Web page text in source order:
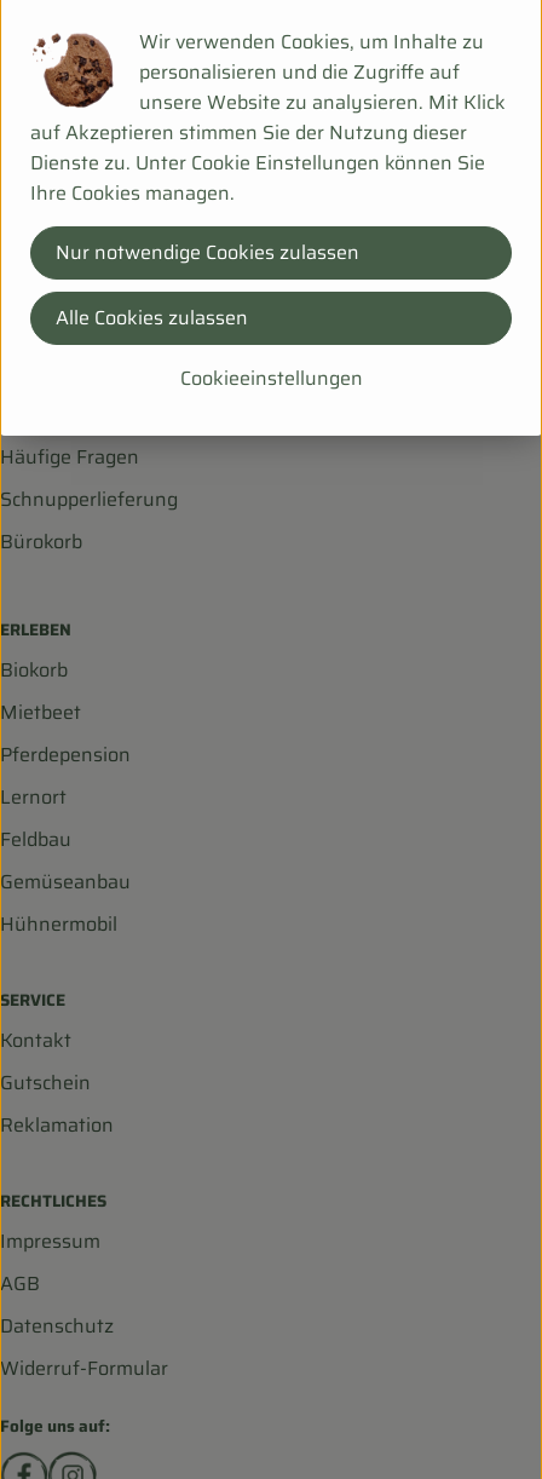
Herkunft
Deu
Bei Fragen helfen wir Dir gerne weiter!
Hanfsack 50b,
99198 Ollendorf
036203 253534
info@biohof-scharf.de
Häufige Fragen
Schnupperlieferung
Bürokorb
ERLEBEN
Biokorb
Mietbeet
Pferdepension
Lernort
Feldbau
Gemüseanbau
Hühnermobil
SERVICE
Kontakt
Gutschein
Reklamation
RECHTLICHES
Impressum
AGB
Datenschutz
Widerruf-Formular
Folge uns auf:
Externer Link zu https://www.facebook.com/
Externer Link zu https://www.instagram.com/
Wir verwenden Cookies, um Inhalte zu
personalisieren und die Zugriffe auf
unsere Website zu analysieren. Mit Klick
auf Akzeptieren stimmen Sie der Nutzung dieser
Dienste zu. Unter Cookie Einstellungen können Sie
Ihre Cookies managen.
Cookieeinstellungen
Nur notwendige Cookies zulassen
Alle Cookies zulassen